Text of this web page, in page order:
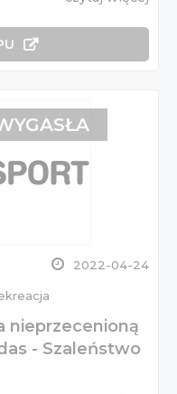
2022-04-24
nieprzecenioną
- Szaleństwo